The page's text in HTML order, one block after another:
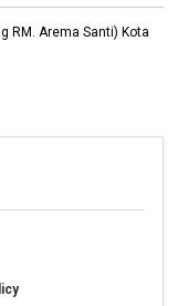
RM. Arema Santi) Kota